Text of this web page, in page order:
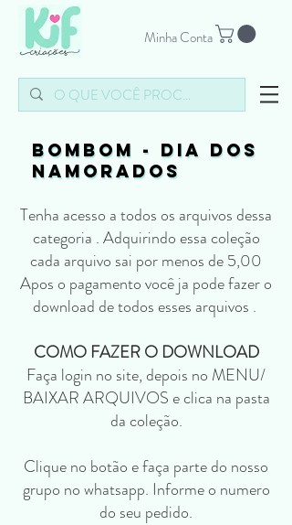
Minha Conta
BOMBOM - DIA DOS
NAMORADOS
BOMBOM - DIA DOS
NAMORADOS
Tenha acesso a todos os arquivos dessa
categoria . Adquirindo essa coleção
cada arquivo sai por menos de 5,00
Apos o pagamento você ja pode fazer o
download de todos esses arquivos .
COMO FAZER O DOWNLOAD
Faça login no site, depois no MENU/
BAIXAR ARQUIVOS e clica na pasta
da coleção.
Clique no botão e faça parte do nosso
grupo no whatsapp. Informe o numero
do seu pedido.